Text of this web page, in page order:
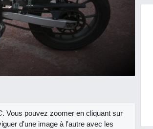
. Vous pouvez zoomer en cliquant sur
d'une image à l'autre avec les